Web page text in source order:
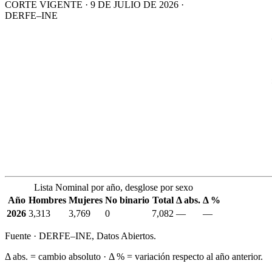
CORTE VIGENTE · 9 DE JULIO DE 2026 ·
DERFE–INE
Lista Nominal por año, desglose por sexo
Año Hombres Mujeres No binario Total Δ abs. Δ %
2026 3,313 3,769 0 7,082 — —
Fuente · DERFE–INE, Datos Abiertos.
Δ abs. = cambio absoluto · Δ % = variación respecto al año anterior.